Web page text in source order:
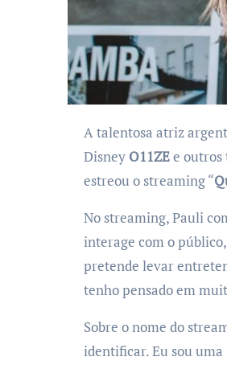
A talentosa atriz
Disney O11ZEe outros
estreou o streaming “
No streaming, Pauli
interage com o
pretende levar
tenho pensado em
Sobre o nome do
identificar. Eu sou